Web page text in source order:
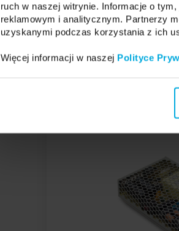
ruch w naszej witrynie. Informacje o
reklamowym i analitycznym. Partnerzy
uzyskanymi podczas korzystania z ich
Więcej informacji w naszej Polityce